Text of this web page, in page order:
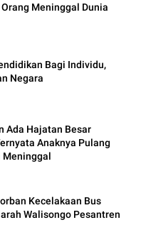
Meninggal Dunia
Bagi Individu,
Negara
Ada Hajatan Besar
Anaknya Pulang
Meninggal
Kecelakaan Bus
Walisongo Pesantren